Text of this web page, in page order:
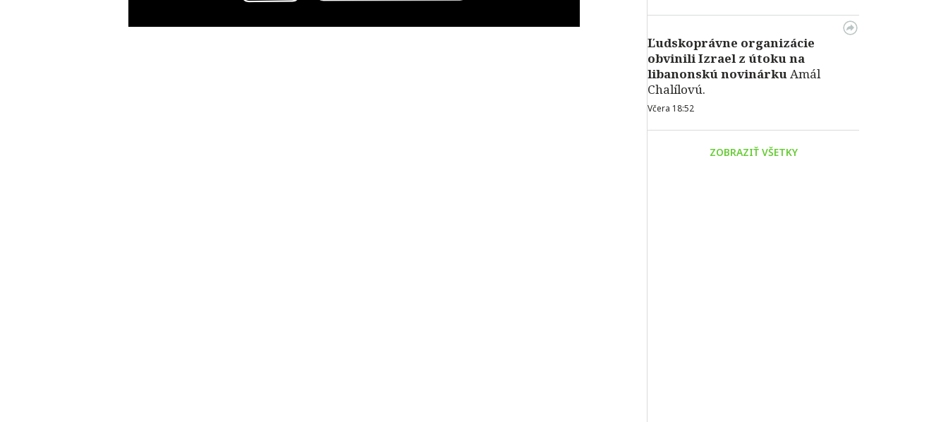
Ľudskoprávne organizácie
obvinili Izrael z útoku na
libanonskú novinárkuAmál
Chalílovú.
Včera 18:52
ZOBRAZIŤ VŠETKY